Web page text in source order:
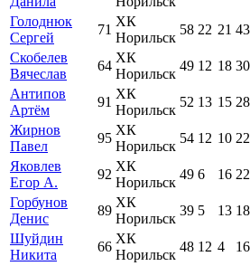
Голоднюк
Сергей
71
ХК
Норильск
58 22 21 43
Скобелев
Вячеслав
64
ХК
Норильск
49 12 18 30
Антипов
Артём
91
ХК
Норильск
52 13 15 28
Жирнов
Павел
95
ХК
Норильск
54 12 10 22
Яковлев
Егор А.
92
ХК
Норильск
49 6 16 22
Горбунов
Денис
89
ХК
Норильск
39 5 13 18
Шуйдин
Никита
66
ХК
Норильск
48 12 4 16